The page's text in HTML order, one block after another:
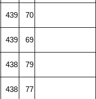
439 70
439 69
438 79
438 77